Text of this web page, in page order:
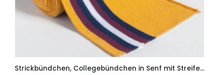
Strickbündchen, Collegebündchen in Senf mit Streifen in Marine/Bordeaux/Weiß, 120 cm